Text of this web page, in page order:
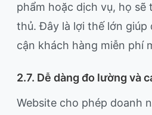
phẩm hoặc dịch vụ, họ
thủ. Đây là lợi thế lớn giúp
cận khách hàng miễn phí
2.7. Dễ dàng đo lường và
Website cho phép doanh